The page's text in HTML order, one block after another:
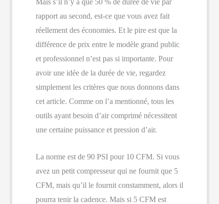
Mais s’il n’y a que 50 % de durée de vie par
rapport au second, est-ce que vous avez fait
réellement des économies. Et le pire est que la
différence de prix entre le modèle grand public
et professionnel n’est pas si importante. Pour
avoir une idée de la durée de vie, regardez
simplement les critères que nous donnons dans
cet article. Comme on l’a mentionné, tous les
outils ayant besoin d’air comprimé nécessitent
une certaine puissance et pression d’air.
La norme est de 90 PSI pour 10 CFM. Si vous
avez un petit compresseur qui ne fournit que 5
CFM, mais qu’il le fournit constamment, alors il
pourra tenir la cadence. Mais si 5 CFM est